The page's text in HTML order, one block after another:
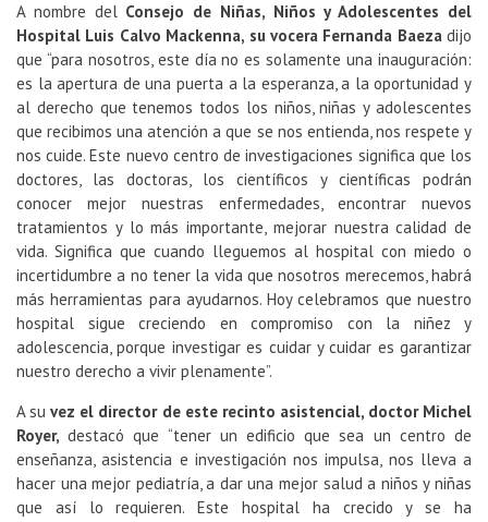
A nombre del Consejo de Niñas, Niños y Adolescentes del
Hospital Luis Calvo Mackenna, su vocera Fernanda Baezadijo
que “para nosotros, este día no es solamente una inauguración:
es la apertura de una puerta a la esperanza, a la oportunidad y
al derecho que tenemos todos los niños, niñas y adolescentes
que recibimos una atención a que se nos entienda, nos respete y
nos cuide. Este nuevo centro de investigaciones significa que los
doctores, las doctoras, los científicos y científicas podrán
conocer mejor nuestras enfermedades, encontrar nuevos
tratamientos y lo más importante, mejorar nuestra calidad de
vida. Significa que cuando lleguemos al hospital con miedo o
incertidumbre a no tener la vida que nosotros merecemos, habrá
más herramientas para ayudarnos. Hoy celebramos que nuestro
hospital sigue creciendo en compromiso con la niñez y
adolescencia, porque investigar es cuidar y cuidar es garantizar
nuestro derecho a vivir plenamente”.
A suvez el director de este recinto asistencial, doctor Michel
Royer,destacó que “tener un edificio que sea un centro de
enseñanza, asistencia e investigación nos impulsa, nos lleva a
hacer una mejor pediatría, a dar una mejor salud a niños y niñas
que así lo requieren. Este hospital ha crecido y se ha